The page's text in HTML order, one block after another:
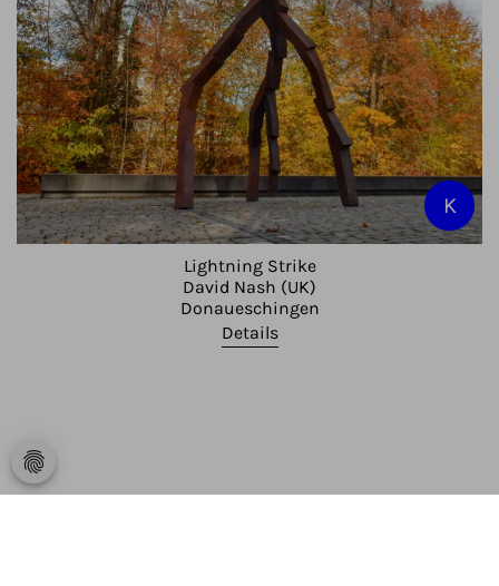
K
Lightning Strike
David Nash (UK)
Donaueschingen
Details
fingerprint